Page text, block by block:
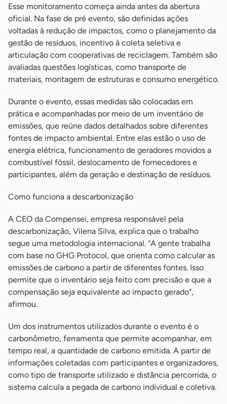
Esse monitoramento começa ainda antes da abertura
oficial. Na fase de pré evento, são definidas ações
voltadas à redução de impactos, como o planejamento da
gestão de resíduos, incentivo à coleta seletiva e
articulação com cooperativas de reciclagem. Também são
avaliadas questões logísticas, como transporte de
materiais, montagem de estruturas e consumo energético.
Durante o evento, essas medidas são colocadas em
prática e acompanhadas por meio de um inventário de
emissões, que reúne dados detalhados sobre diferentes
fontes de impacto ambiental. Entre elas estão o uso de
energia elétrica, funcionamento de geradores movidos a
combustível fóssil, deslocamento de fornecedores e
participantes, além da geração e destinação de resíduos.
Como funciona a descarbonização
A CEO da Compensei, empresa responsável pela
descarbonização, Vilena Silva, explica que o trabalho
segue uma metodologia internacional. “A gente trabalha
com base no GHG Protocol, que orienta como calcular as
emissões de carbono a partir de diferentes fontes. Isso
permite que o inventário seja feito com precisão e que a
compensação seja equivalente ao impacto gerado”,
afirmou.
Um dos instrumentos utilizados durante o evento é o
carbonômetro, ferramenta que permite acompanhar, em
tempo real, a quantidade de carbono emitida. A partir de
informações coletadas com participantes e organizadores,
como tipo de transporte utilizado e distância percorrida, o
sistema calcula a pegada de carbono individual e coletiva.